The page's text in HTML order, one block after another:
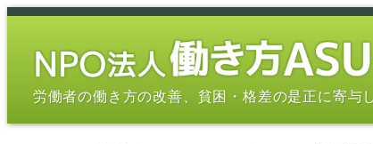
メ
労働者の働き方の改善、貧困・格差の是正に寄与